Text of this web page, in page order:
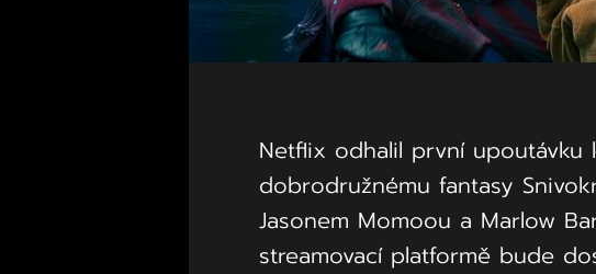
Netflix odhalil první upoutávku
dobrodružnému fantasy
Jasonem Momoou a Marlow
streamovací platformě bude